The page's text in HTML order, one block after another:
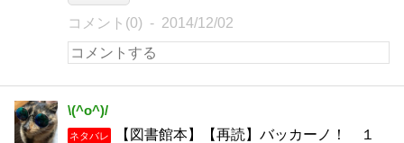
コメント(0) 2014/12/02
\(^o^)/
ネタバレ
【図書館本】【再読】バッカーノ！ １